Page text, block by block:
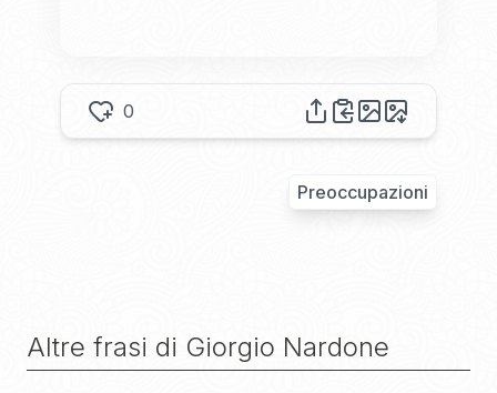
0
Preoccupazioni
Altre frasi di Giorgio Nardone